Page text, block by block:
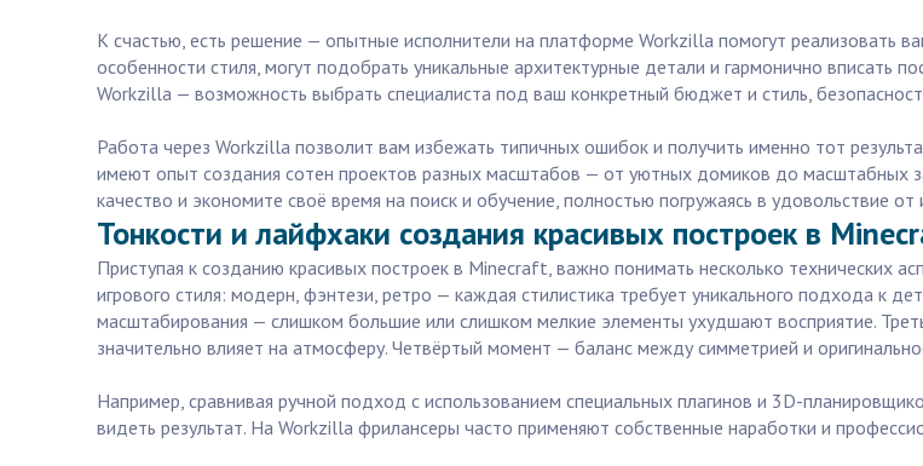
К счастью, есть решение — опытные исполнители на платформе Workzilla помогут реализовать
особенности стиля, могут подобрать уникальные архитектурные детали и гармонично вписать
Workzilla — возможность выбрать специалиста под ваш конкретный бюджет и стиль,
Работа через Workzilla позволит вам избежать типичных ошибок и получить именно тот
имеют опыт создания сотен проектов разных масштабов — от уютных домиков до масштабных
качество и экономите своё время на поиск и обучение, полностью погружаясь в удовольствие от
Тонкости и лайфхаки создания красивых построек в
Приступая к созданию красивых построек в Minecraft, важно понимать несколько технических
игрового стиля: модерн, фэнтези, ретро — каждая стилистика требует уникального подхода к
масштабирования — слишком большие или слишком мелкие элементы ухудшают восприятие.
значительно влияет на атмосферу. Четвёртый момент — баланс между симметрией и
Например, сравнивая ручной подход с использованием специальных плагинов и 3D-
видеть результат. На Workzilla фрилансеры часто применяют собственные наработки и